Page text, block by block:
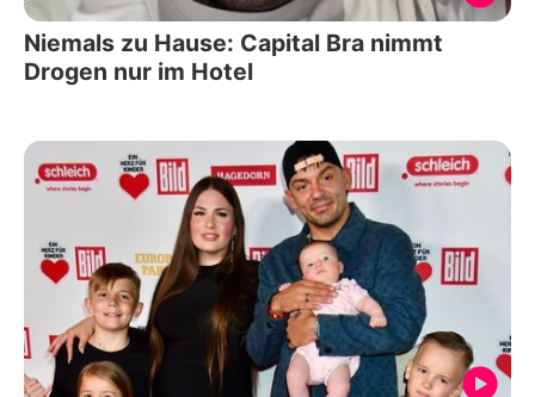
Niemals zu Hause: Capital Bra nimmt
Drogen nur im Hotel